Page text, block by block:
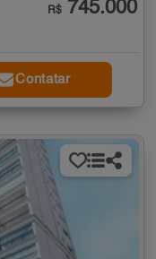
R$ 745.000
Contatar